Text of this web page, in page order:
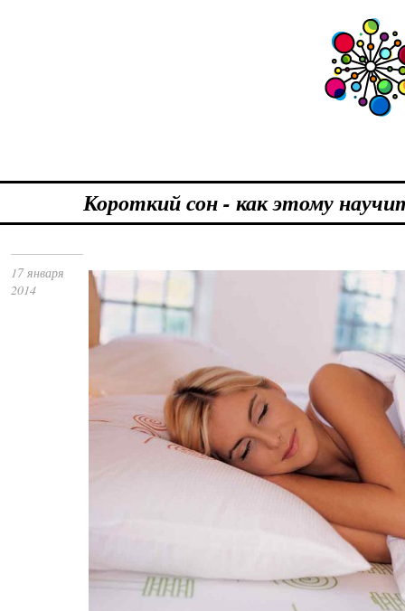
Короткий сон - как этому
17 января
2014